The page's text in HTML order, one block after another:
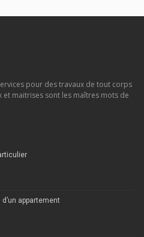
pour des travaux de tout corps
et maitrises sont les maîtres mots de
appartement